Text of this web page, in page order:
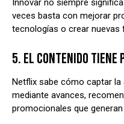
veces basta con mejorar
tecnologías o crear nuevas
5. EL CONTENIDO TIENE
Netflix sabe cómo captar
mediante avances,
promocionales que generan